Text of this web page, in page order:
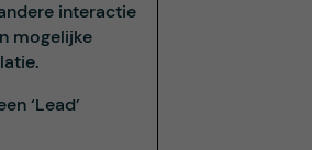
interactie
mogelijke
‘Lead’